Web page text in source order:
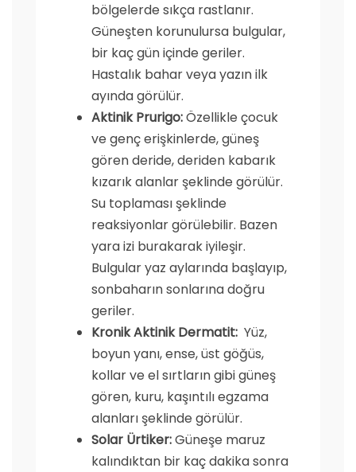
bölgelerde sıkça rastlanır.
Güneşten korunulursa bulgular,
bir kaç gün içinde geriler.
Hastalık bahar veya yazın ilk
ayında görülür.
Aktinik Prurigo:Özellikle çocuk
ve genç erişkinlerde, güneş
gören deride, deriden kabarık
kızarık alanlar şeklinde görülür.
Su toplaması şeklinde
reaksiyonlar görülebilir. Bazen
yara izi burakarak iyileşir.
Bulgular yaz aylarında başlayıp,
sonbaharın sonlarına doğru
geriler.
Kronik Aktinik Dermatit: Yüz,
boyun yanı, ense, üst göğüs,
kollar ve el sırtların gibi güneş
gören, kuru, kaşıntılı egzama
alanları şeklinde görülür.
Solar Ürtiker:Güneşe maruz
kalındıktan bir kaç dakika sonra